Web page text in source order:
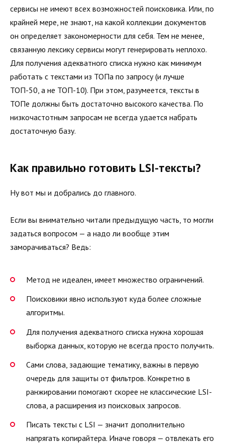
сервисы не имеют всех возможностей поисковика. Или, по
крайней мере, не знают, на какой коллекции документов
он определяет закономерности для себя. Тем не менее,
связанную лексику сервисы могут генерировать неплохо.
Для получения адекватного списка нужно как минимум
работать с текстами из ТОПа по запросу (и лучше
ТОП-50, а не ТОП-10). При этом, разумеется, тексты в
ТОПе должны быть достаточно высокого качества. По
низкочастотным запросам не всегда удается набрать
достаточную базу.
Как правильно готовить LSI-тексты?
Ну вот мы и добрались до главного.
Если вы внимательно читали предыдущую часть, то могли
задаться вопросом — а надо ли вообще этим
заморачиваться? Ведь:
Метод не идеален, имеет множество ограничений.
Поисковики явно используют куда более сложные
алгоритмы.
Для получения адекватного списка нужна хорошая
выборка данных, которую не всегда просто получить.
Сами слова, задающие тематику, важны в первую
очередь для защиты от фильтров. Конкретно в
ранжировании помогают скорее не классические LSI-
слова, а расширения из поисковых запросов.
Писать тексты с LSI — значит дополнительно
напрягать копирайтера. Иначе говоря — отвлекать его